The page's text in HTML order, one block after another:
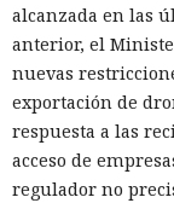
alcanzada en las
anterior, el
nuevas
exportación de
respuesta a las
acceso de
regulador no
10:34 / 07.08.2026
Hombre podría
secretos de 165